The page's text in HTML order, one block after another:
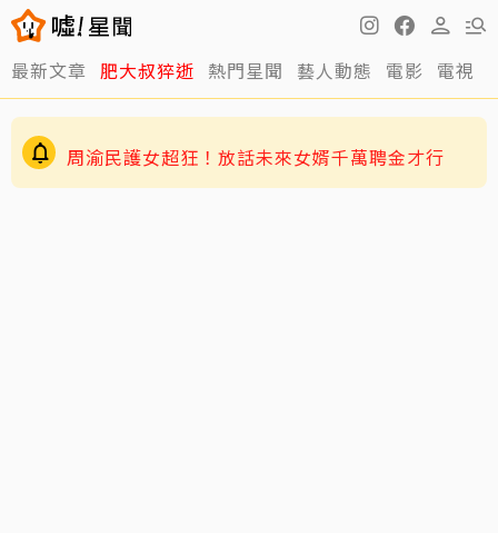
最新文章 肥大叔猝逝 熱門星聞 藝人動態 電影 電視
周渝民護女超狂！放話未來女婿千萬聘金才行